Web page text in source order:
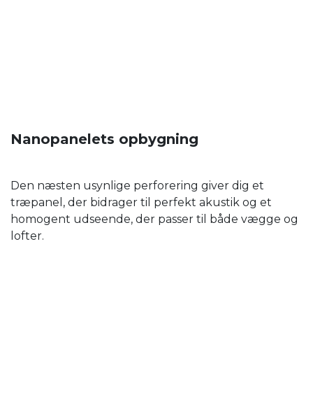
Nanopanelets opbygning
Den næsten usynlige perforering giver dig et
træpanel, der bidrager til perfekt akustik og et
homogent udseende, der passer til både vægge og
lofter.